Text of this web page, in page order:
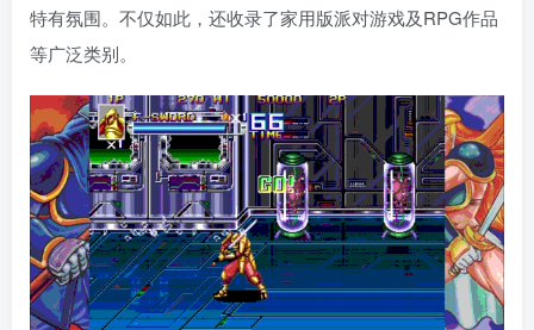
特有氛围。不仅如此，还收录了家用版派对游戏及RPG作品
等广泛类别。